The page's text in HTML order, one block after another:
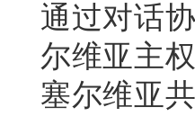
通过对话
尔维亚主
塞尔维亚